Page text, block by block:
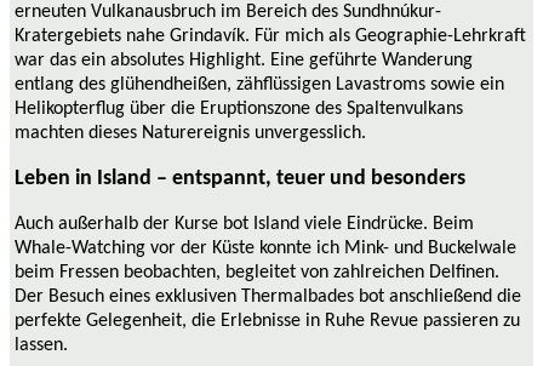
erneuten Vulkanausbruch im Bereich des Sundhnúkur-
Kratergebiets nahe Grindavík. Für mich als Geographie-Lehrkraft
war das ein absolutes Highlight. Eine geführte Wanderung
entlang des glühendheißen, zähflüssigen Lavastroms sowie ein
Helikopterflug über die Eruptionszone des Spaltenvulkans
machten dieses Naturereignis unvergesslich.
Leben in Island – entspannt, teuer und besonders
Auch außerhalb der Kurse bot Island viele Eindrücke. Beim
Whale-Watching vor der Küste konnte ich Mink- und Buckelwale
beim Fressen beobachten, begleitet von zahlreichen Delfinen.
Der Besuch eines exklusiven Thermalbades bot anschließend die
perfekte Gelegenheit, die Erlebnisse in Ruhe Revue passieren zu
lassen.